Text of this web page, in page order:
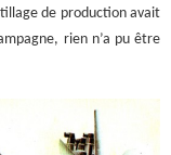
de production avait
rien n’a pu être